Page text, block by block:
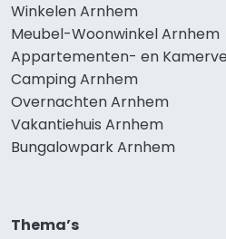
Winkelen Arnhem
Meubel-Woonwinkel Arnhem
Appartementen- en
Camping Arnhem
Overnachten Arnhem
Vakantiehuis Arnhem
Bungalowpark Arnhem
Thema’s